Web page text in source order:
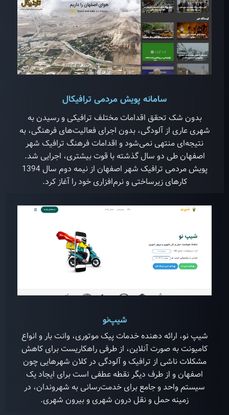
سامانه پویش مردمی ترافیکال
بدون شک تحقق اقدامات مختلف ترافیکی و رسیدن به
شهری عاری از آلودگی، بدون اجرای فعالیت‌های فرهنگی، به
نتیجه‌ای منتهی نمی‌شود و اقدامات فرهنگ ترافیک شهر
اصفهان طی دو سال گذشته با قوت بیشتری، اجرایی شد.
پویش مردمی ترافیک شهر اصفهان از نیمه دوم سال 1394
کارهای زیرساختی و نرم‌افزاری خود را آغاز کرد.
شیپ‌نو
شیپ نو، ارائه دهنده خدمات پیک موتوری، وانت بار و انواع
کامیونت به صورت آنلاین، از طرفی راهکاریست برای کاهش
مشکلات ناشی از ترافیک و آلودگی در کلان شهرهایی چون
اصفهان و از طرف دیگر نقطه عطفی است برای ایجاد یک
سیستم واحد و جامع برای خدمت‌رسانی به شهروندان، در
زمینه حمل و نقل درون شهری و بیرون شهری.